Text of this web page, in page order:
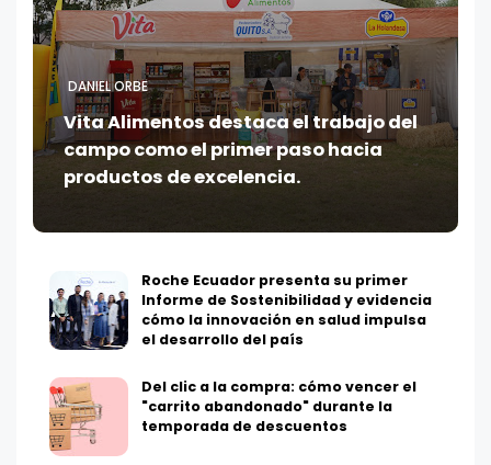
DANIEL ORBE
Vita Alimentos destaca el trabajo del
campo como el primer paso hacia
productos de excelencia.
Roche Ecuador presenta su primer
Informe de Sostenibilidad y evidencia
cómo la innovación en salud impulsa
el desarrollo del país
Del clic a la compra: cómo vencer el
"carrito abandonado" durante la
temporada de descuentos